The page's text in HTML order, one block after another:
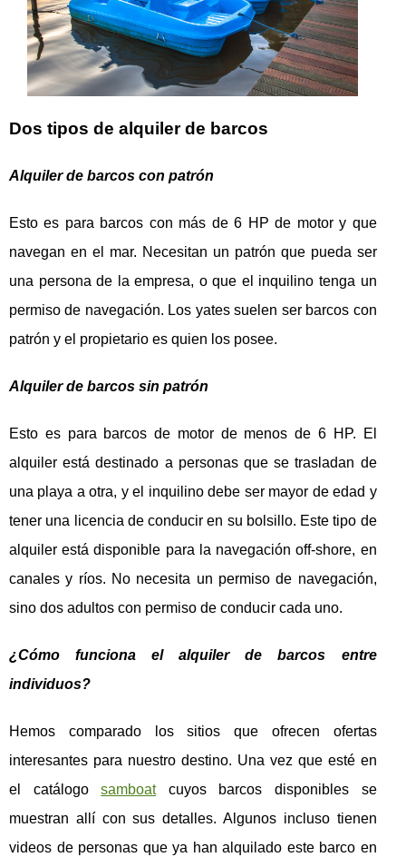
Dos tipos de alquiler de barcos
Alquiler de barcos con patrón
Esto es para barcos con más de 6 HP de motor y que
navegan en el mar. Necesitan un patrón que pueda ser
una persona de la empresa, o que el inquilino tenga un
permiso de navegación. Los yates suelen ser barcos con
patrón y el propietario es quien los posee.
Alquiler de barcos sin patrón
Esto es para barcos de motor de menos de 6 HP. El
alquiler está destinado a personas que se trasladan de
una playa a otra, y el inquilino debe ser mayor de edad y
tener una licencia de conducir en su bolsillo. Este tipo de
alquiler está disponible para la navegación off-shore, en
canales y ríos. No necesita un permiso de navegación,
sino dos adultos con permiso de conducir cada uno.
¿Cómo funciona el alquiler de barcos entre
individuos?
Hemos comparado los sitios que ofrecen ofertas
interesantes para nuestro destino. Una vez que esté en
el catálogosamboatcuyos barcos disponibles se
muestran allí con sus detalles. Algunos incluso tienen
videos de personas que ya han alquilado este barco en